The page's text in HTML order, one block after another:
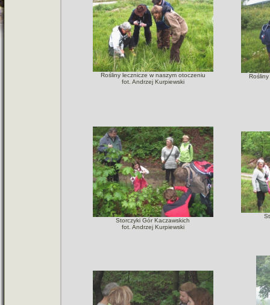
Rośliny lecz­ni­cze w naszym otoczeniu
fot. Andrzej Kurpiewski
Storczyki Gór Kaczawskich
fot. Andrzej Kurpiewski